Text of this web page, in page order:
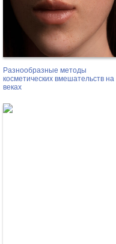
Разнообразные методы
косметических вмешательств на
веках